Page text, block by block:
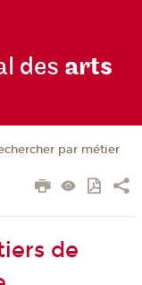
des arts
par métier
de